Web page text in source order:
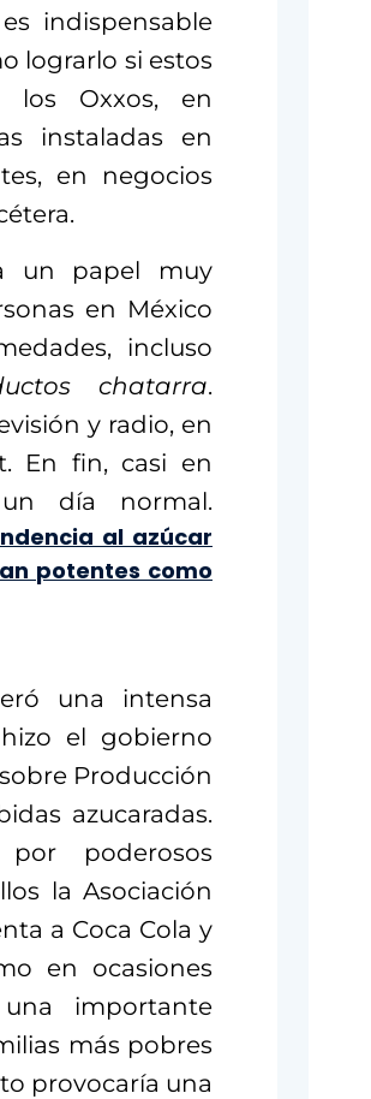
indispensable
lograrlo si estos
los Oxxos, en
instaladas en
en negocios
un papel muy
en México
incluso
chatarra.
y radio, en
En fin, casi en
día normal.
al azúcar
potentes como
una intensa
el gobierno
Producción
azucaradas.
poderosos
la Asociación
a Coca Cola y
en ocasiones
importante
más pobres
provocaría una